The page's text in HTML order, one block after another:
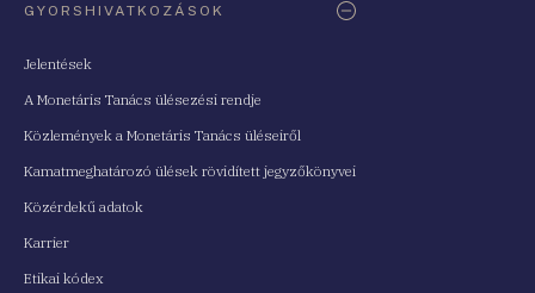
GYORSHIVATKOZÁSOK
Jelentések
A Monetáris Tanács ülésezési rendje
Közlemények a Monetáris Tanács üléseiről
Kamatmeghatározó ülések rövidített jegyzőkönyvei
Közérdekű adatok
Karrier
Etikai kódex